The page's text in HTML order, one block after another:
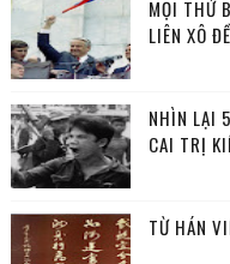
MỌI THỨ
LIÊN XÔ
NHÌN LẠI
CAI TRỊ
TỪ HÁN